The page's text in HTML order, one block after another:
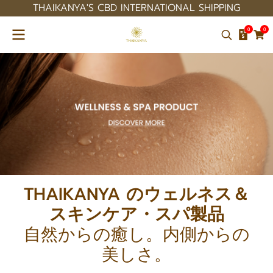
THAIKANYA'S CBD INTERNATIONAL SHIPPING
0 0
THAIKANYA のウェルネス＆
スキンケア・スパ製品
自然からの癒し。内側からの
美しさ。